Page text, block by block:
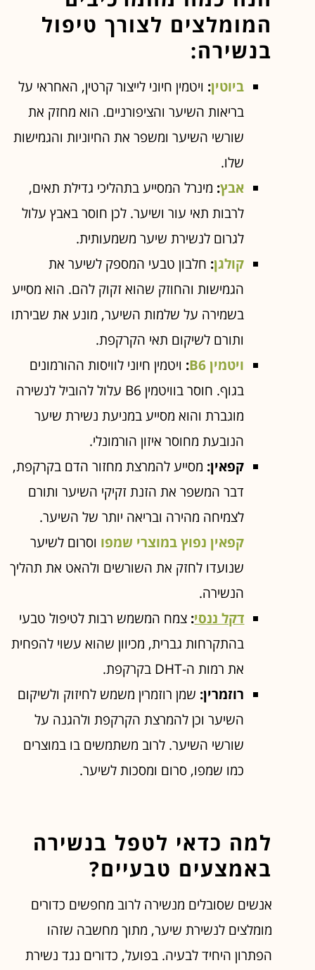
המומלצים לצורך טיפול
בנשירה:
ביוטין: ויטמין חיוני לייצור קרטין, האחראי על
בריאות השיער והציפורניים. הוא מחזק את
שורשי השיער ומשפר את החיוניות והגמישות
שלו.
אבץ: מינרל המסייע בתהליכי גדילת תאים,
לרבות תאי עור ושיער. לכן חוסר באבץ עלול
לגרום לנשירת שיער משמעותית.
קולגן: חלבון טבעי המספק לשיער את
הגמישות והחוזק שהוא זקוק להם. הוא מסייע
בשמירה על שלמות השיער, מונע את שבירתו
ותורם לשיקום תאי הקרקפת.
ויטמין B6
: ויטמין חיוני לוויסות ההורמונים
בגוף. חוסר בוויטמין B6 עלול להוביל לנשירה
מוגברת והוא מסייע במניעת נשירת שיער
הנובעת מחוסר איזון הורמונלי.
קפאין: מסייע להמרצת מחזור הדם בקרקפת,
דבר המשפר את הזנת זקיקי השיער ותורם
לצמיחה מהירה ובריאה יותר של השיער.
קפאין נפוץ במוצרי שמפו וסרום לשיער
שנועדו לחזק את השורשים ולהאט את תהליך
הנשירה.
דקל ננסי: צמח המשמש רבות לטיפול טבעי
בהתקרחות גברית, מכיוון שהוא עשוי להפחית
את רמות ה-DHT בקרקפת.
רוזמרין: שמן רוזמרין משמש לחיזוק ולשיקום
השיער וכן להמרצת הקרקפת ולהגנה על
שורשי השיער. לרוב משתמשים בו במוצרים
כמו שמפו, סרום ומסכות לשיער.
למה כדאי לטפל בנשירה
באמצעים טבעיים?
אנשים שסובלים מנשירה לרוב מחפשים כדורים
מומלצים לנשירת שיער, מתוך מחשבה שזהו
הפתרון היחיד לבעיה. בפועל, כדורים נגד נשירת